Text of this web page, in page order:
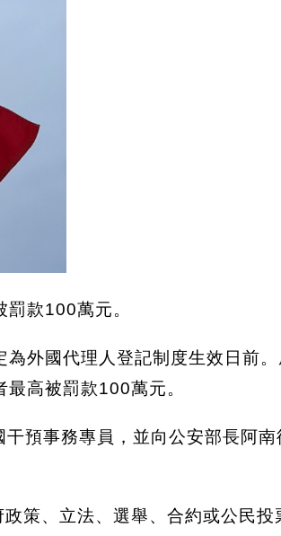
款100萬元。
外國代理人登記制度生效日前
高被罰款100萬元。
預事務專員，並向公安部長阿
策、立法、選舉、合約或公民